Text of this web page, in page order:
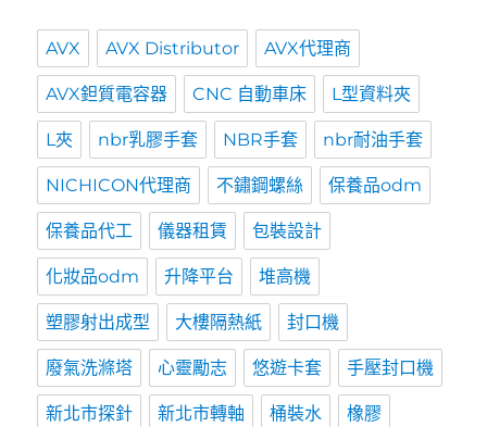
AVX AVX Distributor AVX代理商
AVX鉭質電容器 CNC 自動車床 L型資料夾
L夾 nbr乳膠手套 NBR手套 nbr耐油手套
NICHICON代理商 不鏽鋼螺絲 保養品odm
保養品代工 儀器租賃 包裝設計
化妝品odm 升降平台 堆高機
塑膠射出成型 大樓隔熱紙 封口機
廢氣洗滌塔 心靈勵志 悠遊卡套 手壓封口機
新北市探針 新北市轉軸 桶裝水 橡膠